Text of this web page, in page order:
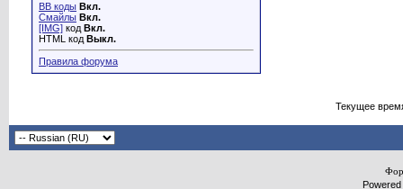
BB коды Вкл.
Смайлы Вкл.
[IMG] код Вкл.
HTML код Выкл.
Правила форума
Текущее